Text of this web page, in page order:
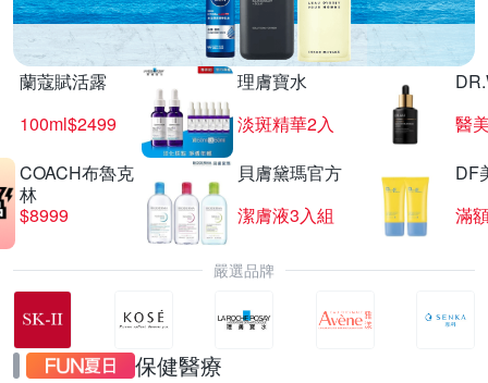
蘭蔻賦活露
100ml$2499
理膚寶水
淡斑精華2入
醫
COACH布魯克
林
$8999
貝膚黛瑪官方
潔膚液3入組
DF
滿
嚴選品牌
保健醫療